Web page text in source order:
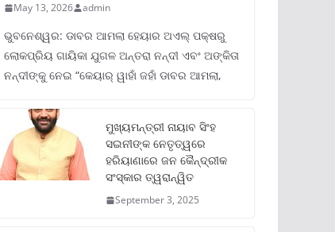
May 13, 2026 admin
ଭୁବନେଶ୍ୱର: ଡାବର ଆମଲା ହେୟାର ଅଏଲ୍ ପକ୍ଷରୁ
ଲୋକପ୍ରିୟ ଗାୟିକା ଯୁଗଳ ଅନ୍ତରା ନନ୍ଦୀ ଏବଂ ଅଙ୍କିତା
ନନ୍ଦୀଙ୍କୁ ନେଇ “କେୟାର୍ ୱାହାଁ ଜହାଁ ଡାବର ଆମଲା,
ମୁଖ୍ୟମନ୍ତ୍ରୀ ନାୟାବ ସିଂହ
ସଇନୀଙ୍କ ନେତୃତ୍ୱରେ
ହରିୟାଣାରେ ଜନ କୈନ୍ଦ୍ରୀକ
ସଂସ୍କାର ତ୍ୱରାନ୍ୱିତ
September 3, 2025